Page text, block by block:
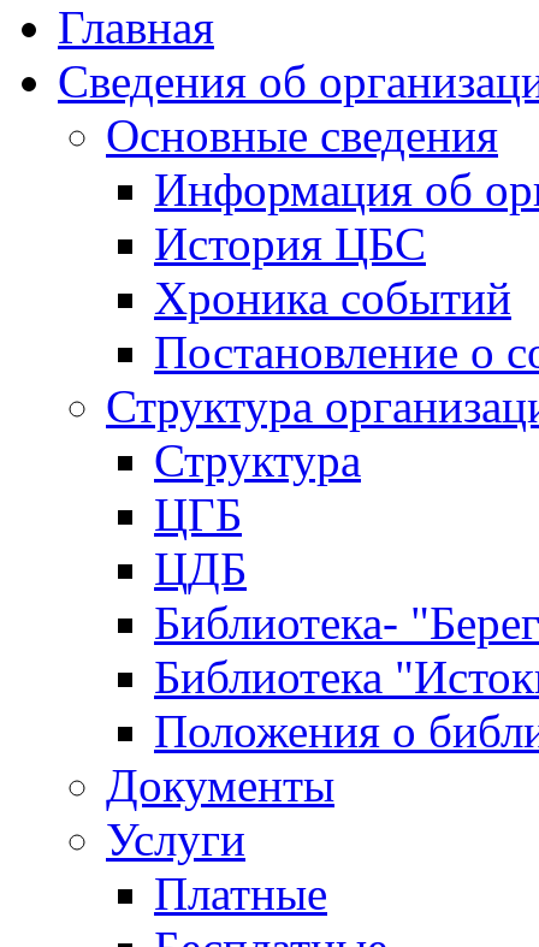
Главная
Сведения об
Основные сведения
Информация об
История ЦБС
Хроника событий
Постановление о
Структура
Структура
ЦГБ
ЦДБ
Библиотека-
Библиотека
Положения о
Документы
Услуги
Платные